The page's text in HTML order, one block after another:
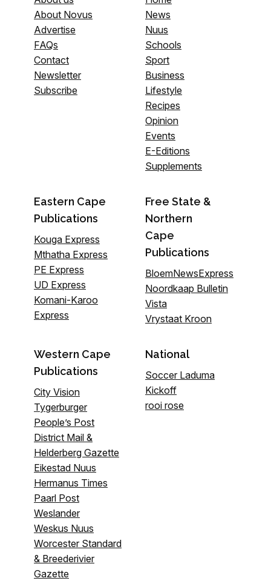
About Novus
Advertise
FAQs
Contact
Newsletter
Subscribe
News
Nuus
Schools
Sport
Business
Lifestyle
Recipes
Opinion
Events
E-Editions
Supplements
Eastern Cape
Publications
Kouga Express
Mthatha Express
PE Express
UD Express
Komani-Karoo
Express
Free State &
Northern
Cape
Publications
BloemNewsExpress
Noordkaap Bulletin
Vista
Vrystaat Kroon
Western Cape
Publications
City Vision
Tygerburger
People’s Post
District Mail &
Helderberg Gazette
Eikestad Nuus
Hermanus Times
Paarl Post
Weslander
Weskus Nuus
Worcester Standard
& Breederivier
Gazette
National
Soccer Laduma
Kickoff
rooi rose